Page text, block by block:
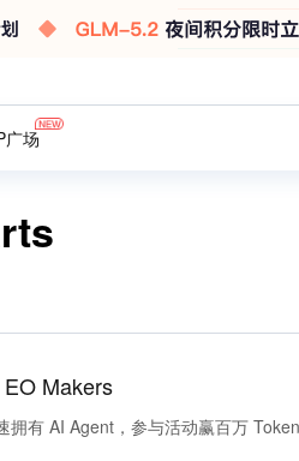
广场
Makers
拥有 AI Agent，参与活动赢百万 Token